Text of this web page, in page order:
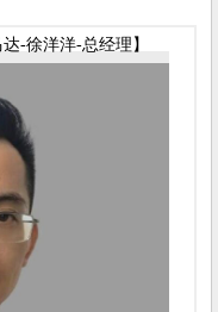
-徐洋洋-总经理】